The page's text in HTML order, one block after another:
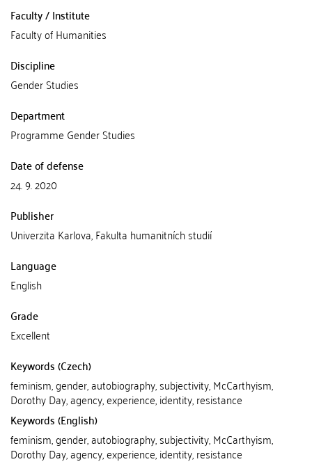
Faculty / Institute
Faculty of Humanities
Discipline
Gender Studies
Department
Programme Gender Studies
Date of defense
24. 9. 2020
Publisher
Univerzita Karlova, Fakulta humanitních studií
Language
English
Grade
Excellent
Keywords (Czech)
feminism, gender, autobiography, subjectivity, McCarthyism,
Dorothy Day, agency, experience, identity, resistance
Keywords (English)
feminism, gender, autobiography, subjectivity, McCarthyism,
Dorothy Day, agency, experience, identity, resistance